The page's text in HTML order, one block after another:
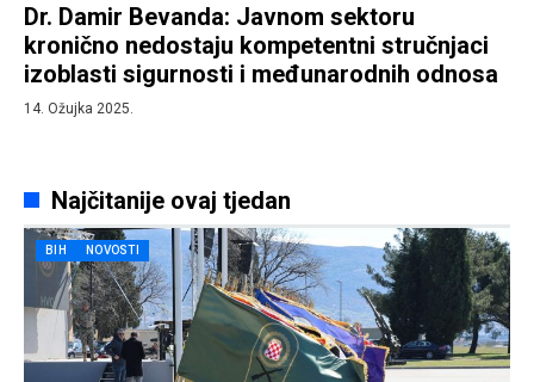
Dr. Damir Bevanda: Javnom sektoru
kronično nedostaju kompetentni stručnjaci
izoblasti sigurnosti i međunarodnih odnosa
14. Ožujka 2025.
Najčitanije ovaj tjedan
BIH NOVOSTI